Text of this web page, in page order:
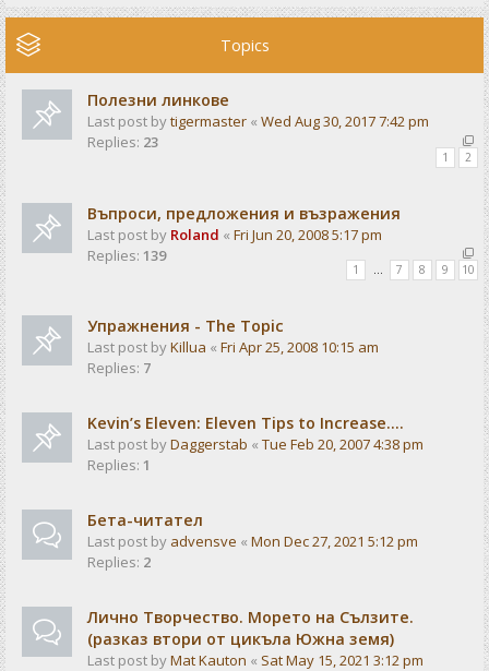
Topics
Полезни линкове
Last post bytigermaster « Wed Aug 30, 2017 7:42 pm
Replies: 23
1 2
Въпроси, предложения и възражения
Last post by Roland « Fri Jun 20, 2008 5:17 pm
Replies: 139
1 … 7 8 9 10
Упражнения - The Topic
Last post byKillua « Fri Apr 25, 2008 10:15 am
Replies: 7
Kevin’s Eleven: Eleven Tips to Increase....
Last post byDaggerstab « Tue Feb 20, 2007 4:38 pm
Replies: 1
Бета-читател
Last post by advensve « Mon Dec 27, 2021 5:12 pm
Replies: 2
Лично Творчество. Морето на Сълзите.
(разказ втори от цикъла Южна земя)
Last post byMat Kauton « Sat May 15, 2021 3:12 pm